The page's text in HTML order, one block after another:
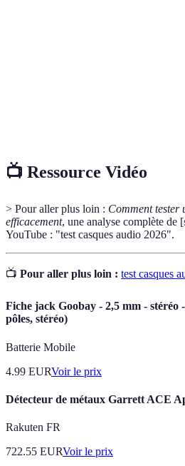
📺 Ressource Vidéo
> Pour aller plus loin : Comment tester
efficacement, une analyse complète de
YouTube : "test casques audio 2026".
📺 Pour aller plus loin : test casques
Fiche jack Goobay - 2,5 mm - stéréo
pôles, stéréo)
Batterie Mobile
4.99 EURVoir le prix
Détecteur de métaux Garrett ACE
Rakuten FR
722.55 EURVoir le prix